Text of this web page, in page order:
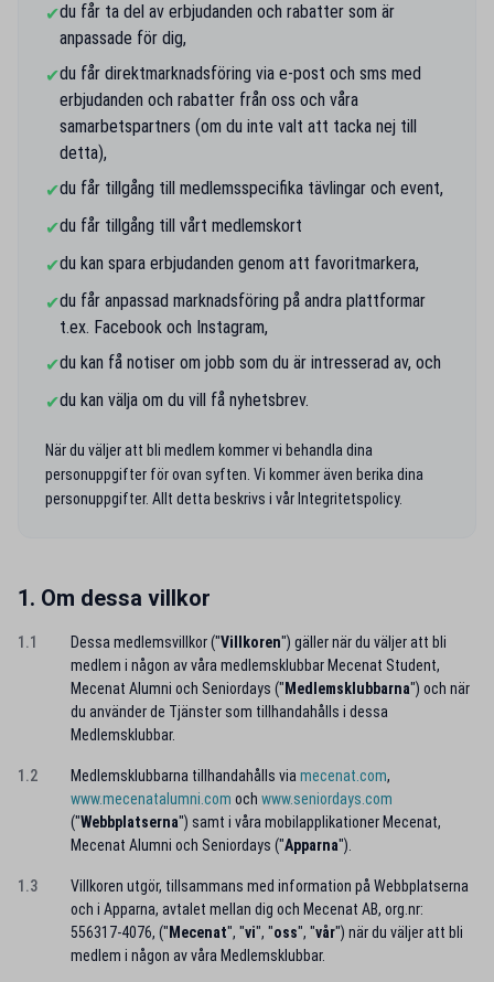
✔du får ta del av erbjudanden och rabatter som är
anpassade för dig,
✔du får direktmarknadsföring via e-post och sms med
erbjudanden och rabatter från oss och våra
samarbetspartners (om du inte valt att tacka nej till
detta),
✔du får tillgång till medlemsspecifika tävlingar och event,
✔du får tillgång till vårt medlemskort
✔du kan spara erbjudanden genom att favoritmarkera,
✔du får anpassad marknadsföring på andra plattformar
t.ex. Facebook och Instagram,
✔du kan få notiser om jobb som du är intresserad av, och
✔du kan välja om du vill få nyhetsbrev.
När du väljer att bli medlem kommer vi behandla dina
personuppgifter för ovan syften. Vi kommer även berika dina
personuppgifter. Allt detta beskrivs i vår Integritetspolicy.
1. Om dessa villkor
1.1 Dessa medlemsvillkor ("Villkoren") gäller när du väljer att bli
medlem i någon av våra medlemsklubbar Mecenat Student,
Mecenat Alumni och Seniordays (" Medlemsklubbarna") och när
du använder de Tjänster som tillhandahålls i dessa
Medlemsklubbar.
1.2 Medlemsklubbarna tillhandahålls via mecenat.com,
www.mecenatalumni.com och www.seniordays.com
("Webbplatserna") samt i våra mobilapplikationer Mecenat,
Mecenat Alumni och Seniordays ("Apparna").
1.3
Villkoren utgör, tillsammans med information på Webbplatserna
och i Apparna, avtalet mellan dig och Mecenat AB, org.nr:
556317-4076, (" Mecenat", "vi", "oss", "vår") när du väljer att bli
medlem i någon av våra Medlemsklubbar.